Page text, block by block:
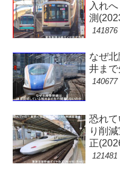
入れ
測
141876
なぜ
井ま
恐れ
り削
正
121481